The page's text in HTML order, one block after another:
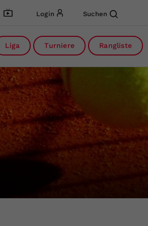
Login Suchen
Liga Turniere Rangliste